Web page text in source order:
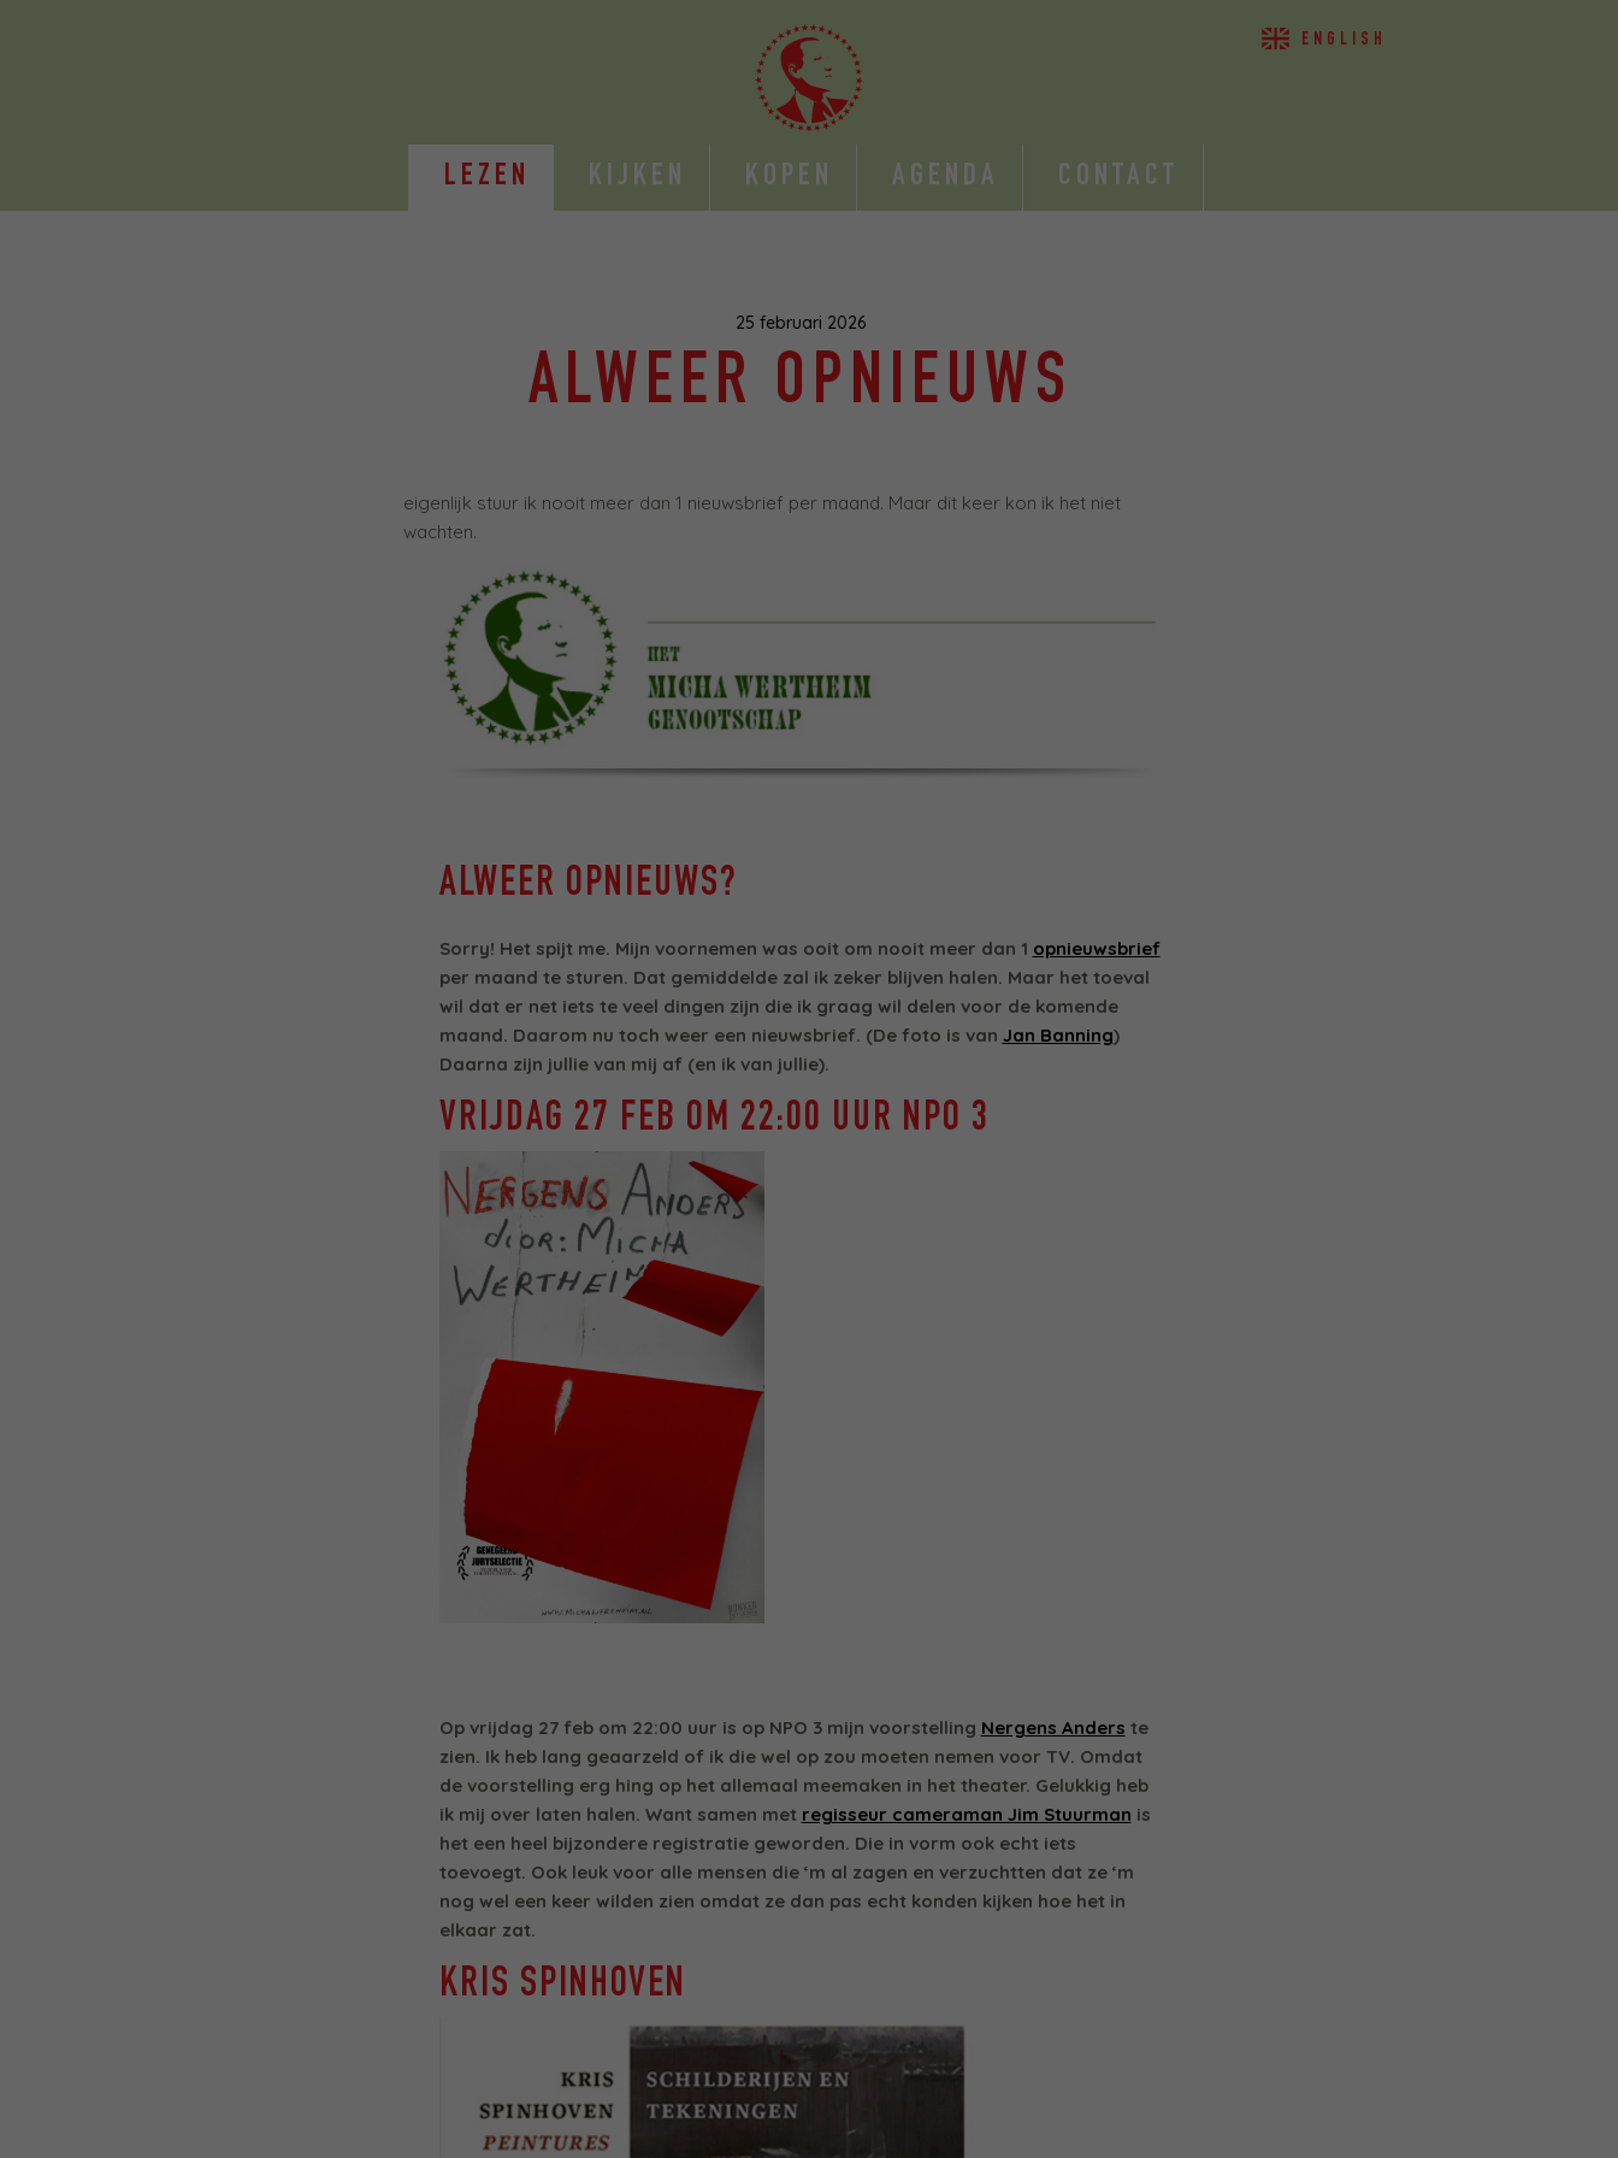
ENGLISH
LEZEN KIJKEN KOPEN AGENDA CONTACT
25 februari 2026
ALWEER OPNIEUWS
eigenlijk stuur ik nooit meer dan 1 nieuwsbrief per maand. Maar dit keer kon ik het niet
wachten.
ALWEER OPNIEUWS?
Sorry! Het spijt me. Mijn voornemen was ooit om nooit meer dan 1 opnieuwsbrief
per maand te sturen. Dat gemiddelde zal ik zeker blijven halen. Maar het toeval
wil dat er net iets te veel dingen zijn die ik graag wil delen voor de komende
maand. Daarom nu toch weer een nieuwsbrief. (De foto is van Jan Banning)
Daarna zijn jullie van mij af (en ik van jullie).
VRIJDAG 27 FEB OM 22:00 UUR NPO 3
Op vrijdag 27 feb om 22:00 uur is op NPO 3 mijn voorstelling Nergens Anders te
zien. Ik heb lang geaarzeld of ik die wel op zou moeten nemen voor TV. Omdat
de voorstelling erg hing op het allemaal meemaken in het theater. Gelukkig heb
ik mij over laten halen. Want samen met regisseur cameraman Jim Stuurman is
het een heel bijzondere registratie geworden. Die in vorm ook echt iets
toevoegt. Ook leuk voor alle mensen die ‘m al zagen en verzuchtten dat ze ‘m
nog wel een keer wilden zien omdat ze dan pas echt konden kijken hoe het in
elkaar zat.
KRIS SPINHOVEN